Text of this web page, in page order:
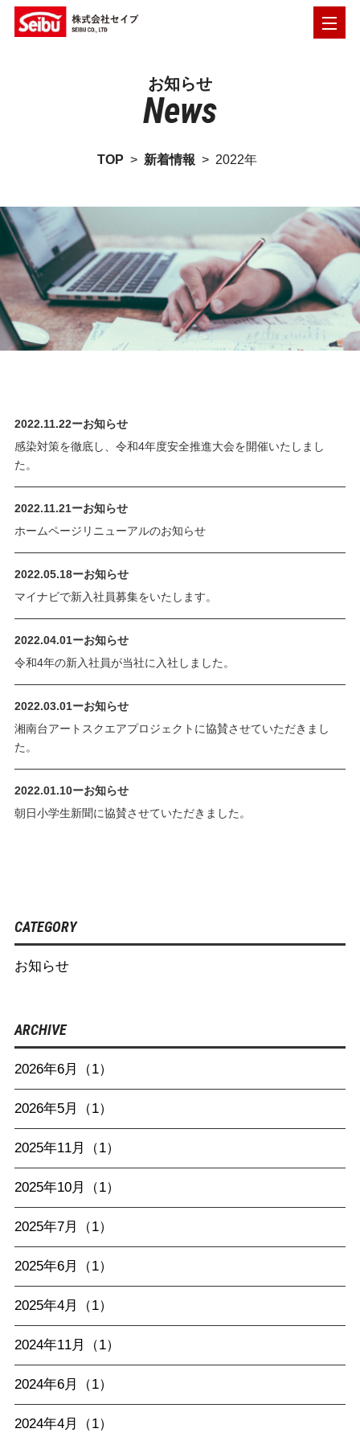
お知らせ
News
TOP > 新着情報 > 2022年
2022.11.22ーお知らせ
感染対策を徹底し、令和4年度安全推進大会を開催いたしまし
た。
2022.11.21ーお知らせ
ホームページリニューアルのお知らせ
2022.05.18ーお知らせ
マイナビで新入社員募集をいたします。
2022.04.01ーお知らせ
令和4年の新入社員が当社に入社しました。
2022.03.01ーお知らせ
湘南台アートスクエアプロジェクトに協賛させていただきまし
た。
2022.01.10ーお知らせ
朝日小学生新聞に協賛させていただきました。
CATEGORY
お知らせ
ARCHIVE
2026年6月（1）
2026年5月（1）
2025年11月（1）
2025年10月（1）
2025年7月（1）
2025年6月（1）
2025年4月（1）
2024年11月（1）
2024年6月（1）
2024年4月（1）